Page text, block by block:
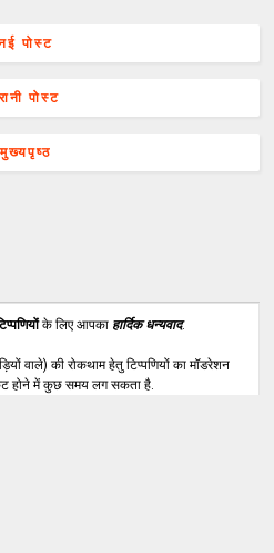
पोस्ट
पोस्ट
मुख्यपृष्ठ
के लिए आपका हार्दिक धन्यवाद.
वाले) की रोकथाम हेतु टिप्पणियों का मॉडरेशन
होने में कुछ समय लग सकता है.